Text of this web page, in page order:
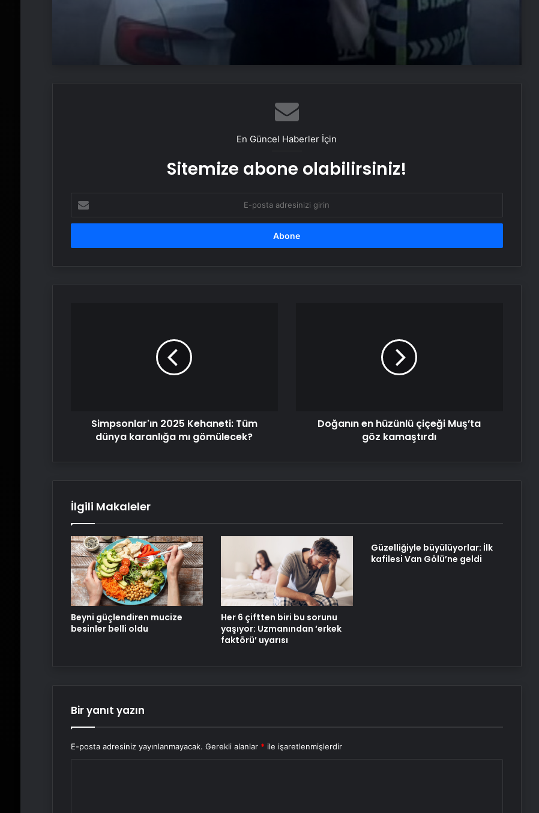
“Kadın başına olmaz” diyenlere inat
başardı: Köyünde ilkleri yaptı
İngiliz mahkemesi: Kadının yasal
Güney Kore’nin kadın dalgıçları su
En Güncel Haberler İçin
Sitemize abone olabilirsiniz!
posta
adresinizi
Simpsonlar'ın 2025 Kehaneti: Tüm
dünya karanlığa mı gömülecek?
Doğanın en hüzünlü çiçeği Muş’ta
göz kamaştırdı
İlgili Makaleler
Beyni güçlendiren mucize
besinler belli oldu
Her 6 çiftten biri bu sorunu
yaşıyor: Uzmanından ‘erkek
faktörü’ uyarısı
Güzelliğiyle büyülüyorlar: İlk
kafilesi Van Gölü’ne geldi
Bir yanıt yazın
E-posta adresiniz yayınlanmayacak. Gerekli alanlar * ile işaretlenmişlerdir